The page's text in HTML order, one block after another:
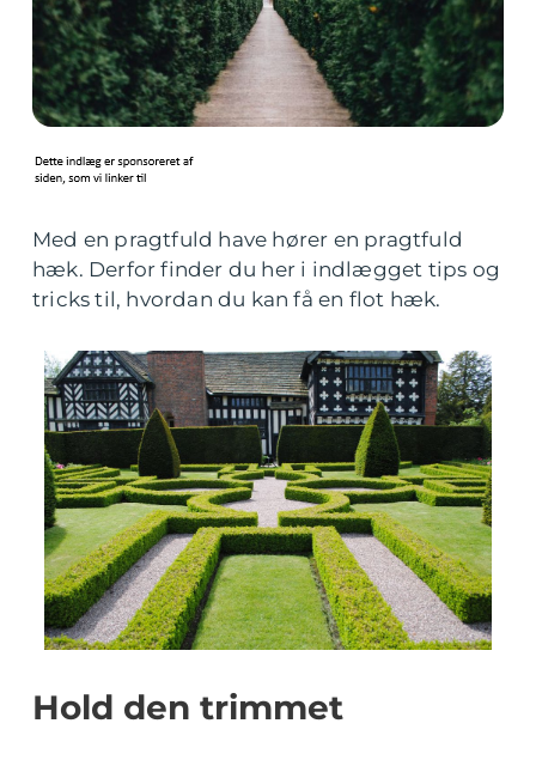
Med en pragtfuld have hører en pragtfuld
hæk. Derfor finder du her i indlægget tips og
tricks til, hvordan du kan få en flot hæk.
Hold den trimmet